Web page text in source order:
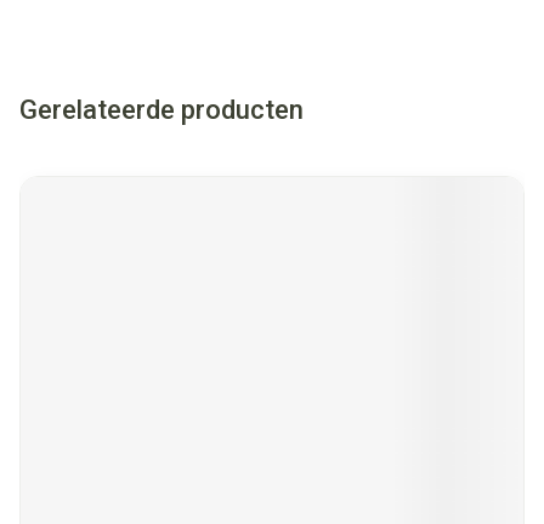
Gerelateerde producten